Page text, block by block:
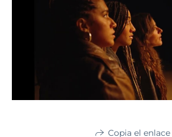
Copia el enlace